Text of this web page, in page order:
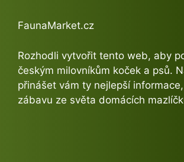
FaunaMarket.cz
Rozhodli vytvořit tento web, aby
českým milovníkům koček a psů.
přinášet vám ty nejlepší
zábavu ze světa domácích